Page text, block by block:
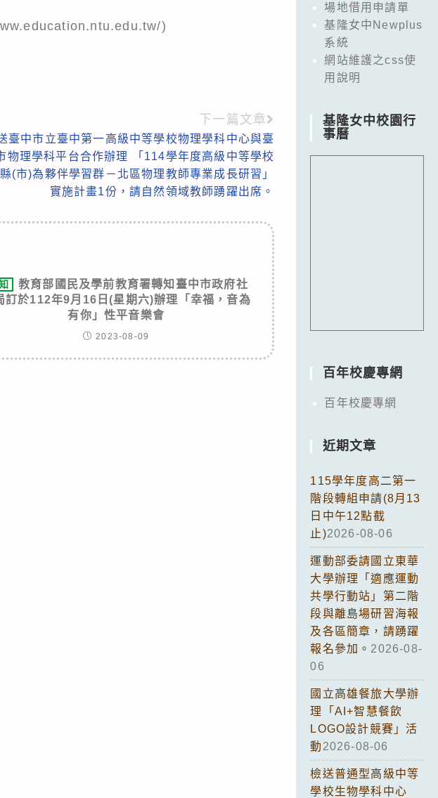
)
下一篇文章
臺中市立臺中第一高級中等學校物理學科中心與臺
物理學科平台合作辦理 「114學年度高級中等學校
(市)為夥伴學習群－北區物理教師專業成長研習」
實施計畫1份，請自然領域教師踴躍出席。
教育部國民及學前教育署轉知臺中市政府社
訂於112年9月16日(星期六)辦理「幸福，音為
有你」性平音樂會
2023-08-09
場地借用申請單
基隆女中Newplus
系統
網站維護之css使
用說明
基隆女中校園行
事曆
百年校慶專網
百年校慶專網
近期文章
115學年度高二第一
階段轉組申請(8月13
日中午12點截
止)2026-08-06
運動部委請國立東華
大學辦理「適應運動
共學行動站」第二階
段與離島場研習海報
及各區簡章，請踴躍
報名參加。 2026-08-
06
國立高雄餐旅大學辦
理「AI+智慧餐飲
LOGO設計競賽」活
動 2026-08-06
檢送普通型高級中等
學校生物學科中心